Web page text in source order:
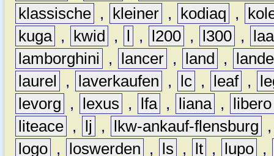
klassische , kleiner , kodiaq ,
kuga , kwid , l , l200 , l300 ,
lamborghini
, lancer , land ,
laurel
, laverkaufen , lc , leaf ,
levorg
, lexus , lfa , liana ,
libero
liteace , lj , lkw-ankauf-flensburg
logo , loswerden , ls , lt , lupo ,